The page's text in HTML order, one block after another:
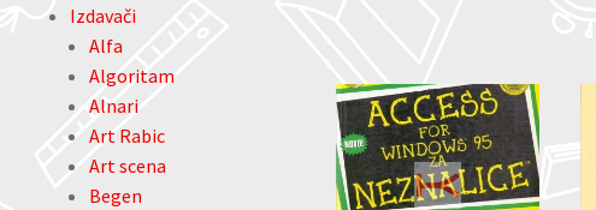
Izdavači
Alfa
Algoritam
Alnari
Art Rabic
Art scena
Begen